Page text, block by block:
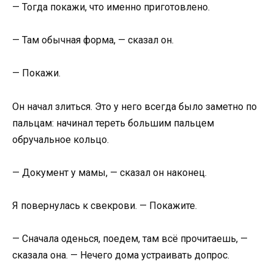
— Тогда покажи, что именно приготовлено.
— Там обычная форма, — сказал он.
— Покажи.
Он начал злиться. Это у него всегда было заметно по
пальцам: начинал тереть большим пальцем
обручальное кольцо.
— Документ у мамы, — сказал он наконец.
Я повернулась к свекрови. — Покажите.
— Сначала оденься, поедем, там всё прочитаешь, —
сказала она. — Нечего дома устраивать допрос.